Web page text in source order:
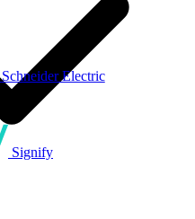
Schneider Electric
Signify